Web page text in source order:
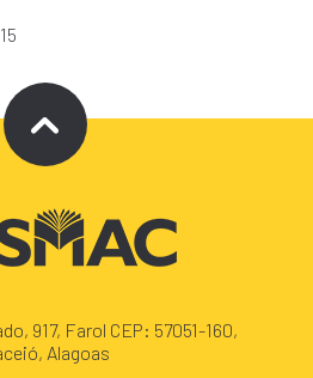
917, Farol CEP: 57051-160,
Alagoas